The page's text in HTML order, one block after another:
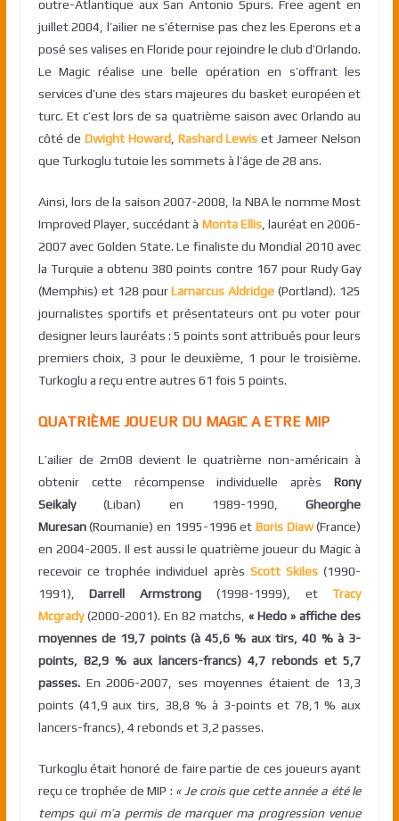
outre-Atlantique aux San Antonio Spurs. Free agent en
juillet 2004, l’ailier ne s’éternise pas chez les Eperons et a
posé ses valises en Floride pour rejoindre le club d’Orlando.
Le Magic réalise une belle opération en s’offrant les
services d’une des stars majeures du basket européen et
turc. Et c’est lors de sa quatrième saison avec Orlando au
côté de Dwight Howard, Rashard Lewis et Jameer Nelson
que Turkoglu tutoie les sommets à l’âge de 28 ans.
Ainsi, lors de la saison 2007-2008, la NBA le nomme Most
Improved Player, succédant à Monta Ellis, lauréat en 2006-
2007 avec Golden State. Le finaliste du Mondial 2010 avec
la Turquie a obtenu 380 points contre 167 pour Rudy Gay
(Memphis) et 128 pourLamarcus Aldridge (Portland). 125
journalistes sportifs et présentateurs ont pu voter pour
designer leurs lauréats : 5 points sont attribués pour leurs
premiers choix, 3 pour le deuxième, 1 pour le troisième.
Turkoglu a reçu entre autres 61 fois 5 points.
QUATRIÈMEJOUEUR DU MAGIC A ETRE MIP
L’ailier de 2m08 devient le quatrième non-américain à
obtenir cette récompense individuelle aprèsRony
Seikaly(Liban) en 1989-1990,Gheorghe
Muresan(Roumanie) en 1995-1996 et Boris Diaw(France)
en 2004-2005. Il est aussi le quatrième joueur du Magic à
recevoir ce trophée individuel après Scott Skiles (1990-
1991),Darrell Armstrong (1998-1999), etTracy
Mcgrady (2000-2001). En 82 matchs,« Hedo » affiche des
moyennes de 19,7 points (à 45,6 % aux tirs, 40 % à 3-
points, 82,9 % aux lancers-francs) 4,7 rebonds et 5,7
passes.En 2006-2007, ses moyennes étaient de 13,3
points (41,9 aux tirs, 38,8 % à 3-points et 78,1 % aux
lancers-francs), 4 rebonds et 3,2 passes.
Turkoglu était honoré de faire partie de ces joueurs ayant
reçu ce trophée de MIP : « Je crois que cette année a été le
temps qui m’a permis de marquer ma progression venue